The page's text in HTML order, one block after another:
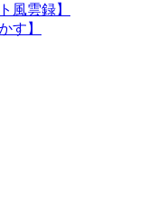
風雲録】
す】